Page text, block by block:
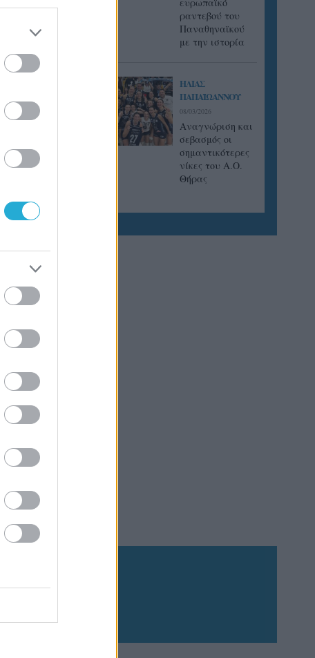
ραντεβού του
Παναθηναϊκού
με την ιστορία
ΗΛΙΑΣ
ΠΑΠΑΪΩΑΝΝΟΥ
08/03/2026
Αναγνώριση και
σεβασμός οι
σημαντικότερες
νίκες του Α.Ο.
Θήρας